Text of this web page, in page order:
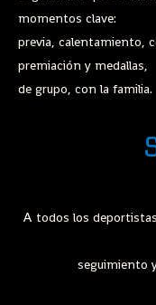
momentos clave:
previa, calentamiento,
premiación y medallas,
de grupo, con la familia.
A todos los
seguimiento